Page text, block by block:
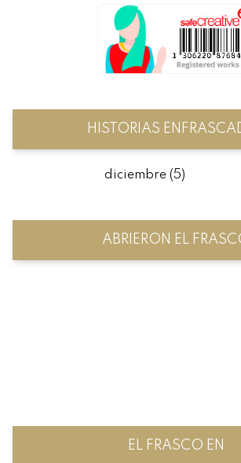
HISTORIAS
ABRIERON EL
EL FRASCO EN